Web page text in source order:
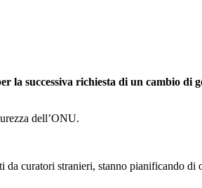
la successiva richiesta di un cambio di
dell’ONU.
curatori stranieri, stanno pianificando di